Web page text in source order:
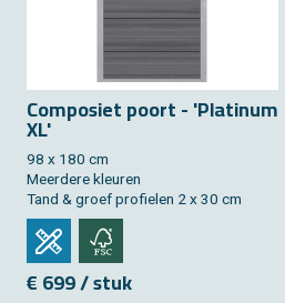
Com­po­siet poort - 'Pla­ti­num
XL'
98 x 180 cm
Meer­de­re kleu­ren
Tand & groef pro­fie­len 2 x 30 cm
€ 699 / stuk